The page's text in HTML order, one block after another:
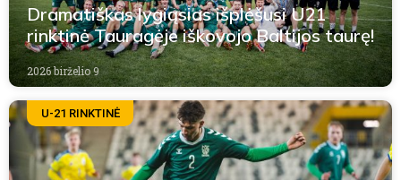
Dramatiškas lygiąsias išplėšusi U21
rinktinė Tauragėje iškovojo Baltijos taurę!
2026 birželio 9
U-21 RINKTINĖ